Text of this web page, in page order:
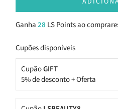
Ganha28 LS Points ao
Cupões disponíveis
CupãoGIFT
5% de desconto + Oferta